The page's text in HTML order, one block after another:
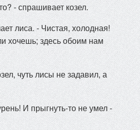
- спрашивает козел.
лиса. - Чистая, холодная!
хочешь; здесь обоим нам
чуть лисы не задавил, а
И прыгнуть-то не умел -